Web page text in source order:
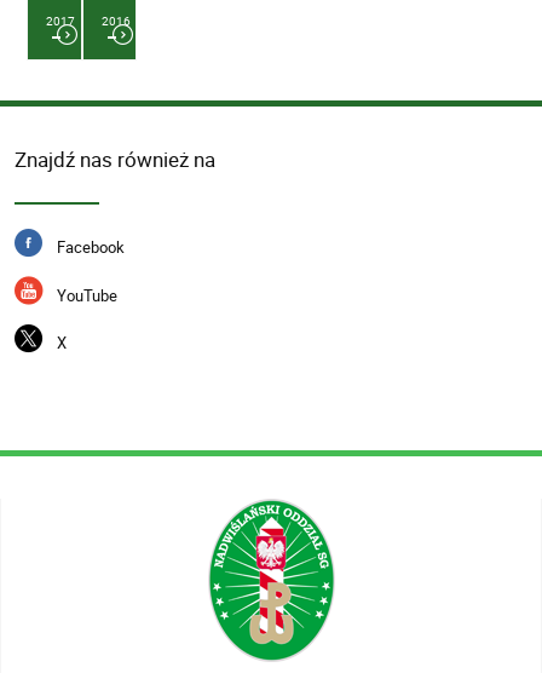
2017 2016
Znajdź nas również na
Facebook
YouTube
X